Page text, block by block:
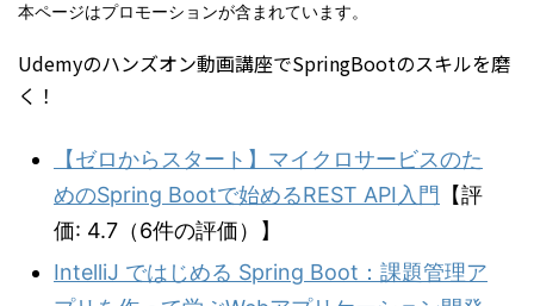
本ページはプロモーションが含まれています。
Udemyのハンズオン動画講座でSpringBootのスキルを磨
く！
【ゼロからスタート】マイクロサービスのた
めのSpring Bootで始めるREST API入門
【評
価: 4.7（6件の評価）】
IntelliJ ではじめる Spring Boot：課題管理ア